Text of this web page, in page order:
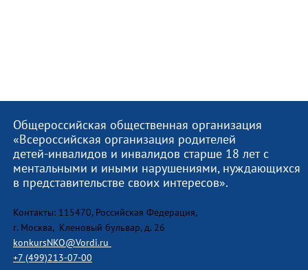
Общероссийская общественная организация
«Всероссийская организация родителей
детей-инвалидов и инвалидов старше 18 лет с
ментальными и иными нарушениями, нуждающихся
в представительстве своих интересов».
Контакты: 115470, Российская Федерация,
г. Москва, Кленовый бульвар, д. 26
konkursNKO@Vordi.ru
+7 (499)213-07-00